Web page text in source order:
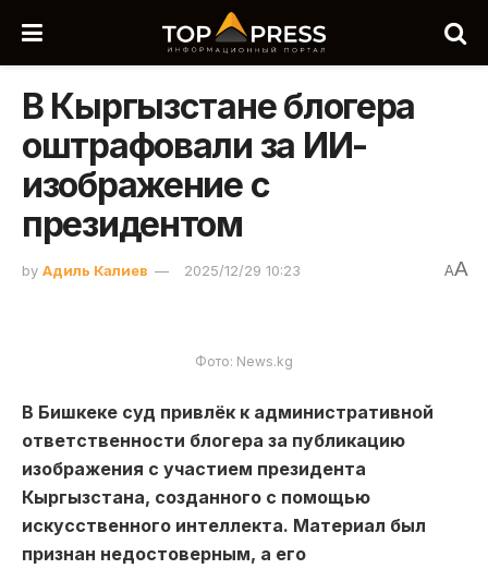
В Кыргызстане блогера
оштрафовали за ИИ-
изображение с
президентом
by Адиль Калиев 2025/12/29 10:23 AA
Фото: News.kg
В Бишкеке суд привлёк к административной
ответственности блогера за публикацию
изображения с участием президента
Кыргызстана, созданного с помощью
искусственного интеллекта. Материал был
признан недостоверным, а его